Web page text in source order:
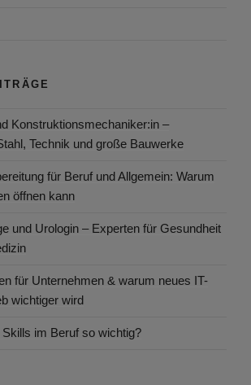
Konstruktionsmechaniker:in –
Technik und große Bauwerke
für Beruf und Allgemein: Warum
öffnen kann
und Urologin – Experten für Gesundheit
für Unternehmen & warum neues IT-
wichtiger wird
im Beruf so wichtig?